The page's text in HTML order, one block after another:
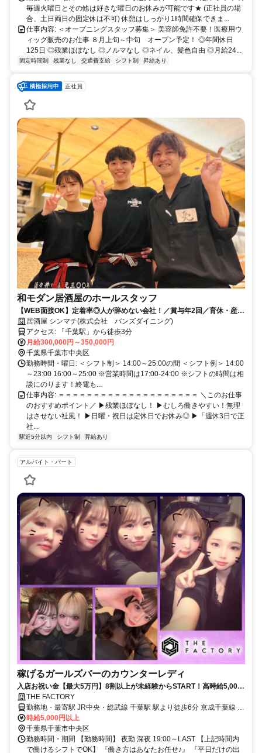
毎週火曜日とその他は好きな曜日のお休みが可能です★ (正社員の場
合、土日両日の固定休は不可) 休憩はしっかり1時間確保できま...
仕事内容: ＜オープニングスタッフ募集＞ 美容師免許不要！医療用ウ
ィッグ販売のお仕事 ８月上旬～中旬 オープン予定！ ◎年間休日
125日 ◎残業ほぼなし ◎ノルマなし ◎ネイル、髪色自由 ◎月給24...
固定時間制 残業なし 交通費支給 シフト制 昇給あり
正社員
和モダン居酒屋のホールスタッフ
【WEB面接OK】定着率◎人が辞めない会社！／賞与年2回／育休・産休
取得実績あり／家族手当や独立支援あり！／長期休暇あり
居酒屋 シンマチ(株式会社 バンズダイニング)
アクセス: 「千葉駅」から徒歩3分
月給300,000円～350,000円
千葉県千葉市中央区
勤務時間・曜日: ＜シフト制＞ 14:00～25:00の間 ＜シフト例＞ 14:00
～23:00 16:00～25:00 ※営業時間は17:00-24:00 ※シフトの時間は相
談にのります！終電も...
仕事内容: ＝＝＝＝＝＝＝＝＝＝＝＝＝＝＝＝＝＝＝＝ ＼このお仕事
のおすすめポイント／ ▶残業ほぼなし！ ▶むしろ働きやすい！無理
はさせない社風！ ▶日曜・祝日は定休日でお休み◎ ▶「週休3日で正
社...
駅近5分以内 シフト制 昇給あり
アルバイト・パート
稼げるガールズバーのカウンターレディ
入店お祝い金【最大5万円】8割以上が未経験からSTART！高時給5,000
円をお約束◎好きな日・時間に稼げます！
THE FACTORY
勤務地・最寄駅 JR中央・総武線 千葉駅 駅より徒歩6分 京成千葉線 千
葉中央駅 駅より徒歩3分 JR中央・総武線 船橋駅 電車で15分程
時給5,000円以上
千葉県千葉市中央区
勤務時間・期間 【勤務時間】 夜勤 深夜 19:00～LAST 【上記時間内
で働けるシフトでOK】 『働き方はあなたお任せ♪』 『平日だけの出